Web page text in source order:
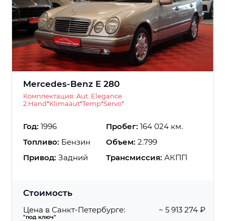
Mercedes-Benz E 280
Комплектация: Aut. Elegance
2.Hand*Klimaaut*Temp*Servo*
Год: 1996 Пробег: 164 024 км.
Топливо: Бензин Объем: 2.799
Привод: Задний Трансмиссия: АКПП
Стоимость
Цена в Санкт-Петербурге:
"под ключ"
~ 5 913 274 ₽